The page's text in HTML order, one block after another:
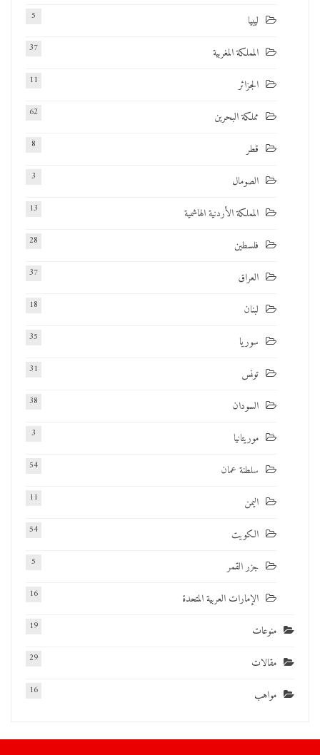
ليبيا 5
المملكة المغربية 37
الجزائر 11
مملكة البحرين 62
قطر 8
الصومال 3
المملكة الأردنية الهاشمية 13
فلسطين 28
العراق 37
لبنان 18
سوريا 35
تونس 31
السودان 38
موريتانيا 3
سلطنة عمان 54
اليمن 11
الكويت 54
جزر القمر 5
الإمارات العربية المتحدة 16
منوعات 19
مقالات 29
مواهب 16